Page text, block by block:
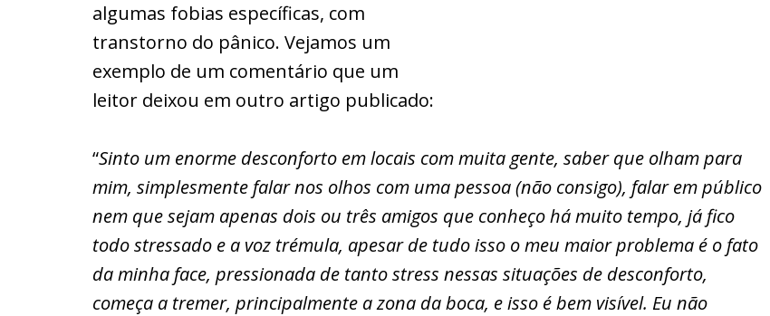
algumas fobias específicas, com
transtorno do pânico. Vejamos um
exemplo de um comentário que um
leitor deixou em outro artigo publicado:
“Sinto um enorme desconforto em locais com muita gente, saber que olham para
mim, simplesmente falar nos olhos com uma pessoa (não consigo), falar em público
nem que sejam apenas dois ou três amigos que conheço há muito tempo, já fico
todo stressado e a voz trémula, apesar de tudo isso o meu maior problema é o fato
da minha face, pressionada de tanto stress nessas situações de desconforto,
começa a tremer, principalmente a zona da boca, e isso é bem visível. Eu não